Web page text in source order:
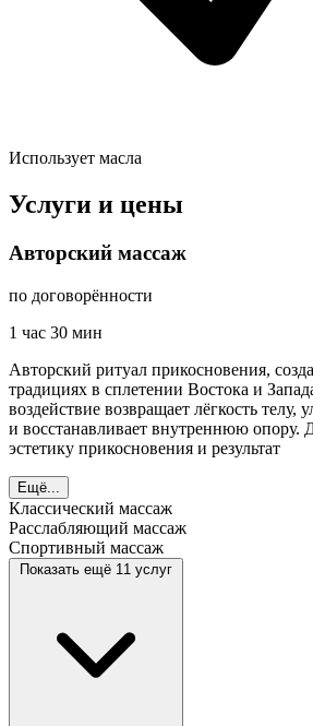
Использует масла
Услуги и цены
Авторский массаж
по договорённости
1 час 30 мин
Авторский ритуал прикосновения,
традициях в сплетении Востока и
воздействие возвращает лёгкость телу,
и восстанавливает внутреннюю опору.
эстетику прикосновения и результат
Ещё...
Классический массаж
Расслабляющий массаж
Спортивный массаж
Показать ещё 11 услуг